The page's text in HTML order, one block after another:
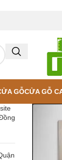
GỖCỬA GỖ